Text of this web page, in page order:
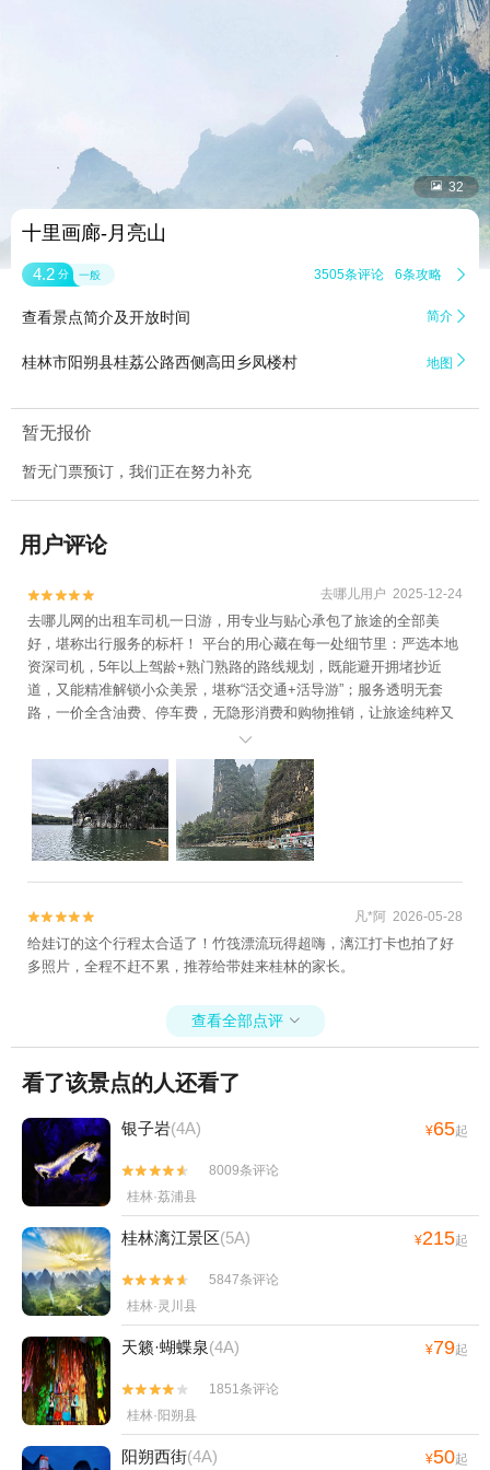
 32
十里画廊-月亮山
4.2 分 一般 3505条评论 6条攻略 
查看景点简介及开放时间 简介 
桂林市阳朔县桂荔公路西侧高田乡凤楼村 地图 
暂无报价
暂无门票预订，我们正在努力补充
用户评论

 去哪儿用户 2025-12-24
去哪儿网的出租车司机一日游，用专业与贴心承包了旅途的全部美
好，堪称出行服务的标杆！ 平台的用心藏在每一处细节里：严选本地
资深司机，5年以上驾龄+熟门熟路的路线规划，既能避开拥堵抄近
道，又能精准解锁小众美景，堪称“活交通+活导游”；服务透明无套
路，一价全含油费、停车费，无隐形消费和购物推销，让旅途纯粹又
省心；更有灵活定制化体验，出发时间自由协商，景点可自选、想停
就停，彻底告别赶行程的匆忙 。 而司机师傅更是旅途的加分项：他们
热情又细心，提前早早等候在约定地点，全程平稳驾驶守护安全；沿
途主动讲解当地风土人情、推荐特色美食，还会耐心帮游客拍照、代
买门票，甚至备好矿泉水、雨伞、充电设备等便民好物 。 从平台的靠
谱保障到司机的贴心陪伴，去哪儿网的出租车司机一日游，让自由行


 凡*阿 2026-05-28
给娃订的这个行程太合适了！竹筏漂流玩得超嗨，漓江打卡也拍了好
多照片，全程不赶不累，推荐给带娃来桂林的家长。
查看全部点评 
看了该景点的人还看了
银子岩(4A) ¥65起


8009条评论
桂林·荔浦县
桂林漓江景区(5A) ¥215起


5847条评论
桂林·灵川县
天籁·蝴蝶泉(4A) ¥79起


1851条评论
桂林·阳朔县
阳朔西街(4A) ¥50起